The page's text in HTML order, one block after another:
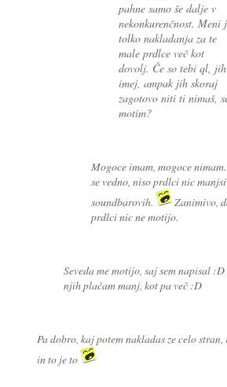
pahne samo še dalje v
nekonkurenčnost. Meni
tolko nakladanja za te
male prdlce več kot
dovolj. Če so tebi ql, jih
imej, ampak jih skoraj
zagotovo niti ti nimaš,
motim?
Mogoce imam, mogoce
se vedno, niso prdlci nic
soundbarovih.
Zanimivo,
prdlci nic ne motijo.
Seveda me motijo, saj sem napisal
njih plačam manj, kot pa več :D
Pa dobro, kaj potem nakladas ze celo
in to je to